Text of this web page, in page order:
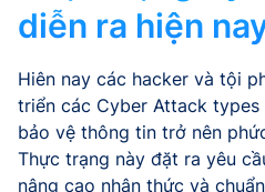
diễn ra hiện
Hiên nay các hacker và tội
triển các Cyber Attack
bảo vệ thông tin trở nên
Thực trạng này đặt ra yêu
nâng cao nhận thức và